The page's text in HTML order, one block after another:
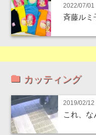
2022/07/01
斉藤ルミ
カッティング
2019/02/12
これ、